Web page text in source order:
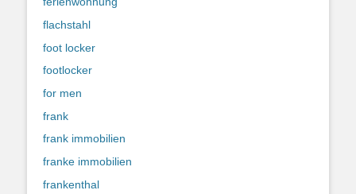
flachstahl
foot locker
footlocker
for men
frank
frank immobilien
franke immobilien
frankenthal